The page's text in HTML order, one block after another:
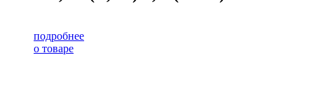
подробнее
о товаре